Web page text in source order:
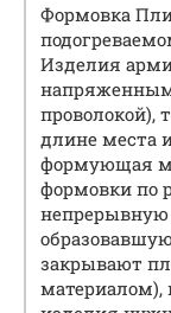
Формовка
Изделия
проволокой),
длине места
формующая
формовки по
непрерывную
закрывают
материалом),